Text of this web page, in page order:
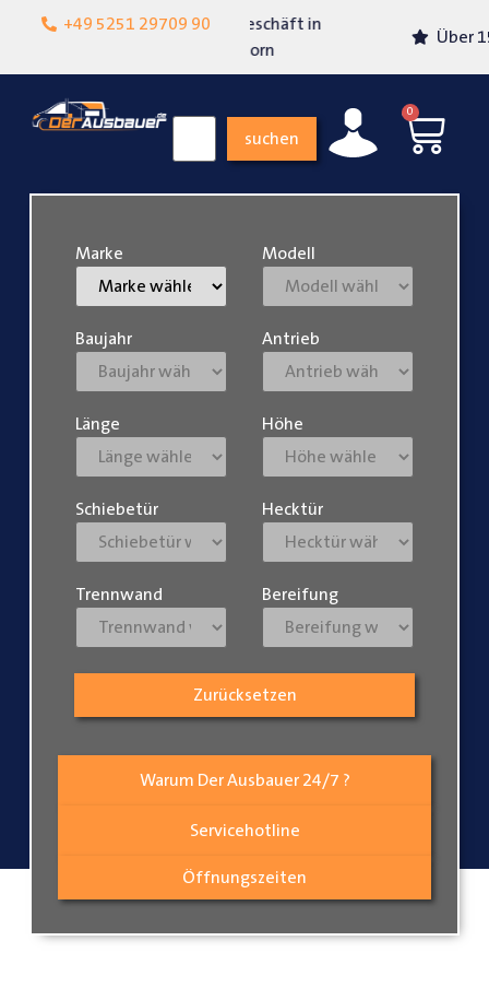
+49 5251 29709 90
Lokalgeschäft in
Über 15 Jahre Erfahrung
suchen
0
Warum Der Ausbauer 24/7 ?
Servicehotline
Öffnungszeiten
Marke Modell
Baujahr Antrieb
Länge Höhe
Schiebetür Hecktür
Trennwand Bereifung
Zurücksetzen